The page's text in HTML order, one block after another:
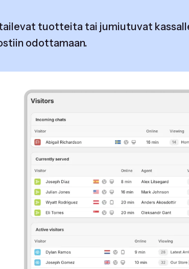
tuotteita tai jumiutuvat
odottamaan.